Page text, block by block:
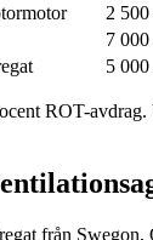
2
7
5
ROT-
från Swegon,